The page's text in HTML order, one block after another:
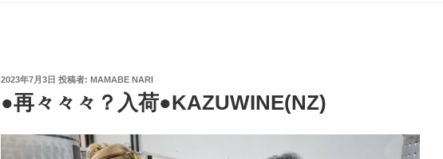
投
日:
2023年7月3日 投稿者: MAMABE NARI
●再々々々？入荷●KAZUWINE(NZ)